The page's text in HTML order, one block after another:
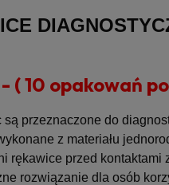
- ( 10 opakowań
przeznaczone do
z materiału
rękawice przed
rozwiązanie dla osób